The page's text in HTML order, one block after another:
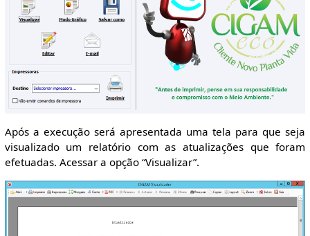
Após a execução será apresentada uma tela para que seja
visualizado um relatório com as atualizações que foram
efetuadas. Acessar a opção “Visualizar”.